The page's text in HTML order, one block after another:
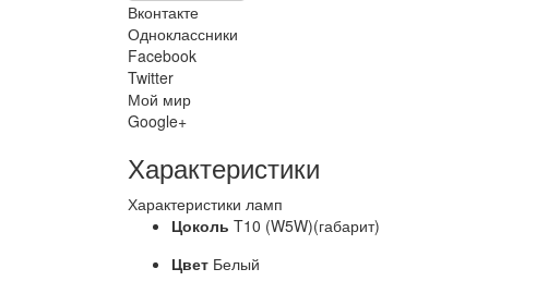
Вконтакте
Одноклассники
Facebook
Twitter
Мой мир
Google+
Характеристики
Характеристики ламп
Цоколь T10 (W5W)(габарит)
Цвет Белый